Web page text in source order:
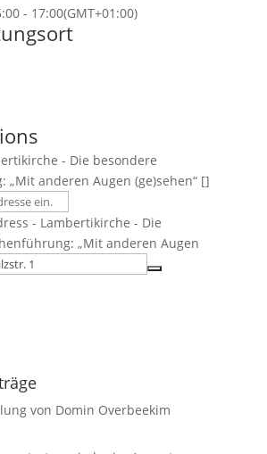
- 17:00(GMT+01:00)
- Die besondere
„Mit anderen Augen (ge)sehen“ []
- Lambertikirche - Die
„Mit anderen Augen
von Domin Overbeekim